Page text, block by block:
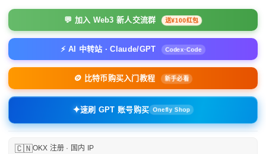
💬 加入 Web3 新人交流群 送¥100红包
⚡ AI 中转站 · Claude/GPT Codex·Code
🪙 比特币购买入门教程 新手必看
✦速刷 GPT 账号购买 Onefly Shop
🇨🇳OKX 注册 · 国内 IP